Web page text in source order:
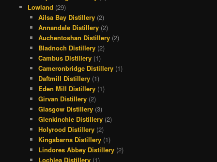
Lowland (29)
Ailsa Bay Distillery (2)
Annandale Distillery (2)
Auchentoshan Distillery (2)
Bladnoch Distillery (2)
Cambus Distillery (1)
Cameronbridge Distillery (1)
Daftmill Distillery (1)
Eden Mill Distillery (1)
Girvan Distillery (2)
Glasgow Distillery (3)
Glenkinchie Distillery (2)
Holyrood Distillery (2)
Kingsbarns Distillery (1)
Lindores Abbey Distillery (2)
Lochlea Distillery (1)